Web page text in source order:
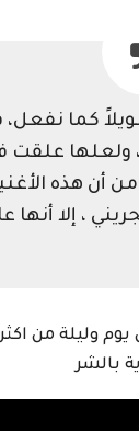
كما نفعل،
علقت
أن هذه
، إلا أنها
وليلة من
بالشر